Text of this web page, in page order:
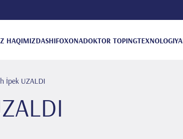
HAQIMIZDASHIFOXONADOKTOR TOPINGTEXNOLOGIYA
İpek UZALDI